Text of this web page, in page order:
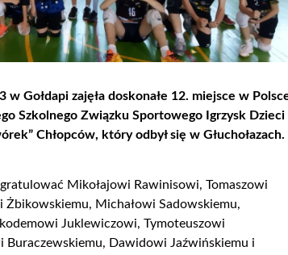
w Gołdapi zajęła doskonałe 12. miejsce w
Szkolnego Związku Sportowego Igrzysk Dzieci
Chłopców, który odbył się w Głuchołazach.
Mikołajowi Rawinisowi, Tomaszowi
Michałowi Sadowskiemu,
Juklewiczowi, Tymoteuszowi
Buraczewskiemu, Dawidowi Jaźwińskiemu i